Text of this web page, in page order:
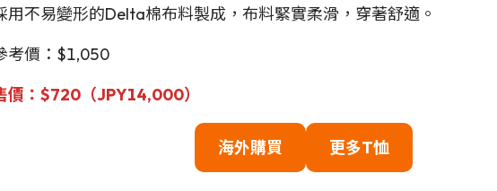
用不易變形的Delta棉布料製成，布料緊實柔滑，穿著舒適。
考價：$1,050
價 ：$720（JPY14,000）
海外購買 更多T恤